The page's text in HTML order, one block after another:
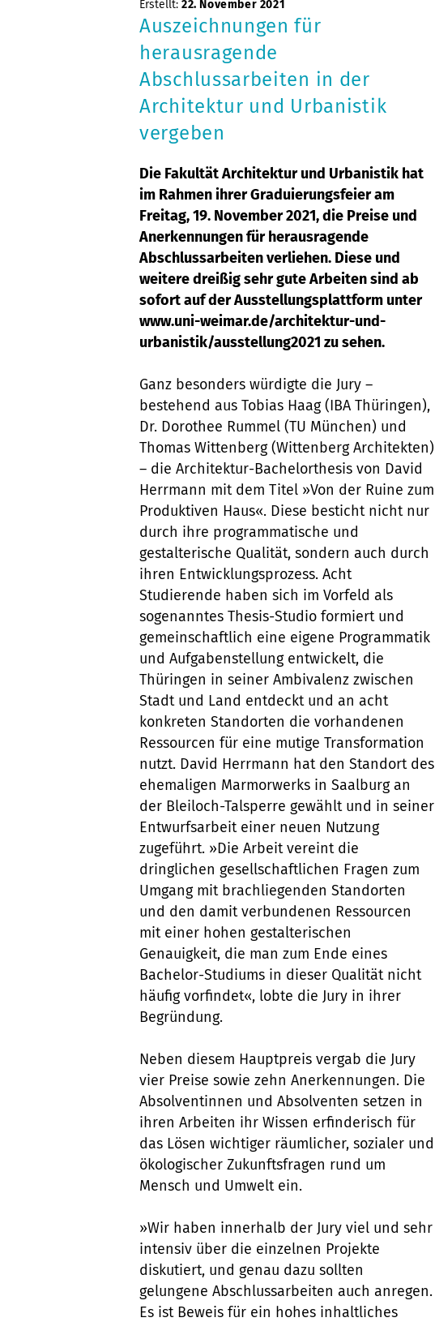
Erstellt: 22. November 2021
Auszeichnungen für
herausragende
Abschlussarbeiten in der
Architektur und Urbanistik
vergeben
Die Fakultät Architektur und Urbanistik hat
im Rahmen ihrer Graduierungsfeier am
Freitag, 19. November 2021, die Preise und
Anerkennungen für herausragende
Abschlussarbeiten verliehen. Diese und
weitere dreißig sehr gute Arbeiten sind ab
sofort auf der Ausstellungsplattform unter
www.uni-weimar.de/architektur-und-
urbanistik/ausstellung2021 zu sehen.
Ganz besonders würdigte die Jury –
bestehend aus Tobias Haag (IBA Thüringen),
Dr. Dorothee Rummel (TU München) und
Thomas Wittenberg (Wittenberg Architekten)
– die Architektur-Bachelorthesis von David
Herrmann mit dem Titel »Von der Ruine zum
Produktiven Haus«. Diese besticht nicht nur
durch ihre programmatische und
gestalterische Qualität, sondern auch durch
ihren Entwicklungsprozess. Acht
Studierende haben sich im Vorfeld als
sogenanntes Thesis-Studio formiert und
gemeinschaftlich eine eigene Programmatik
und Aufgabenstellung entwickelt, die
Thüringen in seiner Ambivalenz zwischen
Stadt und Land entdeckt und an acht
konkreten Standorten die vorhandenen
Ressourcen für eine mutige Transformation
nutzt. David Herrmann hat den Standort des
ehemaligen Marmorwerks in Saalburg an
der Bleiloch-Talsperre gewählt und in seiner
Entwurfsarbeit einer neuen Nutzung
zugeführt. »Die Arbeit vereint die
dringlichen gesellschaftlichen Fragen zum
Umgang mit brachliegenden Standorten
und den damit verbundenen Ressourcen
mit einer hohen gestalterischen
Genauigkeit, die man zum Ende eines
Bachelor-Studiums in dieser Qualität nicht
häufig vorfindet«, lobte die Jury in ihrer
Begründung.
Neben diesem Hauptpreis vergab die Jury
vier Preise sowie zehn Anerkennungen. Die
Absolventinnen und Absolventen setzen in
ihren Arbeiten ihr Wissen erfinderisch für
das Lösen wichtiger räumlicher, sozialer und
ökologischer Zukunftsfragen rund um
Mensch und Umwelt ein.
»Wir haben innerhalb der Jury viel und sehr
intensiv über die einzelnen Projekte
diskutiert, und genau dazu sollten
gelungene Abschlussarbeiten auch anregen.
Es ist Beweis für ein hohes inhaltliches